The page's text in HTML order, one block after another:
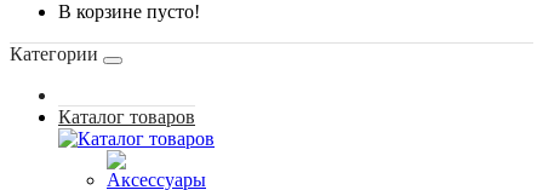
В корзине пусто!
Категории
Каталог товаров